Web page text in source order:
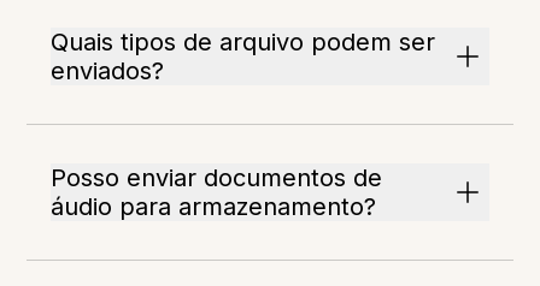
Quais tipos de arquivo podem ser
enviados?
Posso enviar documentos de
áudio para armazenamento?